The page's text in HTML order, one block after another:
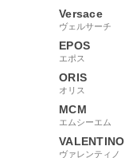
Versace
ヴェルサーチ
EPOS
エポス
ORIS
オリス
MCM
エムシーエム
VALENTINO
ヴァレンティノ